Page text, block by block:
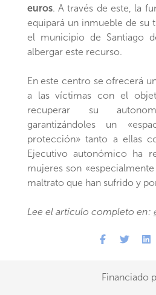
euros. A través de este, la
equipará un inmueble de su
el municipio de Santiago
albergar este recurso.
En este centro se ofrecerá
a las víctimas con el
recuperar su
garantizándoles un
protección» tanto a ellas
Ejecutivo autonómico ha
mujeres son
maltrato que han sufrido y
Lee el artículo completo en:
Financiado